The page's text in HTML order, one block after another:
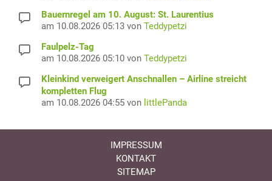
Bauernregel am 10. August: St. Laurentius
am 10.08.2026 05:13 von Teddypetzi
Faulpelz-Tag
am 10.08.2026 05:10 von Teddypetzi
Kleinkind verweigert Anschnallen – Airline streicht
kompletten Flug
am 10.08.2026 04:55 von littlePanda
IMPRESSUM
KONTAKT
SITEMAP